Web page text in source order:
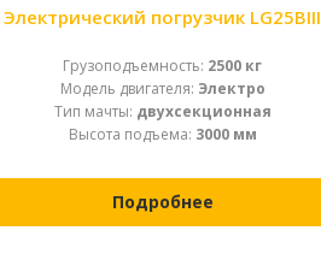
Электрический погрузчик LG25BIII
Грузоподъемность: 2500 кг
Модель двигателя: Электро
Тип мачты: двухсекционная
Высота подъема: 3000 мм
Подробнее